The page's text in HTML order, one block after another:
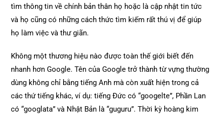
tìm thông tin về chính bản thân họ hoặc là cập nhật tin tức
và họ cũng có những cách thức tìm kiếm rất thú vị để giúp
họ làm việc và thư giãn.
Không một thương hiệu nào được toàn thế giới biết đến
nhanh hơn Google. Tên của Google trở thành từ vựng thường
dùng không chỉ bằng tiếng Anh mà còn xuất hiện trong cả
các thứ tiếng khác, ví dụ: tiếng Đức có “googelte”, Phần Lan
có “googlata” và Nhật Bản là “guguru”. Thời kỳ hoàng kim